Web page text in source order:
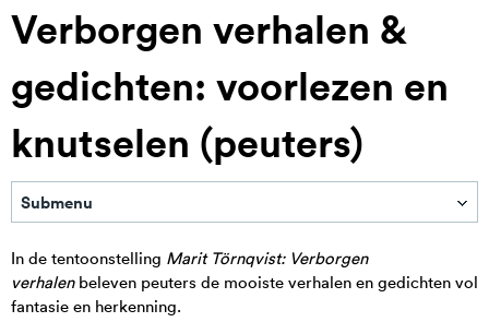
Verborgen verhalen &
gedichten: voorlezen en
knutselen (peuters)
Submenu
In de tentoonstelling Marit Törnqvist: Verborgen
verhalenbeleven peuters de mooiste verhalen en gedichten vol
fantasie en herkenning.